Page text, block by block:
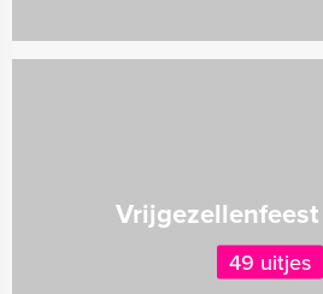
49 uitjes